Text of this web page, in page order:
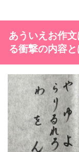
あういえお作文
る衝撃の内容と